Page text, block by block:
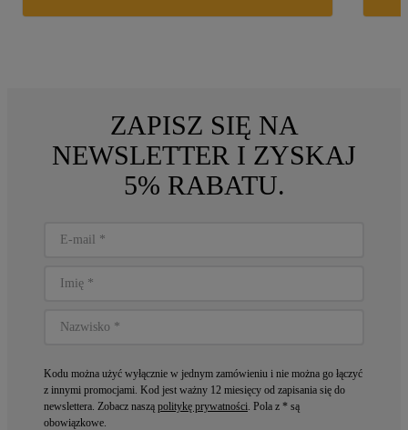
ZAPISZ SIĘ NA
NEWSLETTER I ZYSKAJ
5% RABATU.
Kodu można użyć wyłącznie w jednym zamówieniu i nie można go łączyć
z innymi promocjami. Kod jest ważny 12 miesięcy od zapisania się do
newslettera. Zobacz naszą politykę prywatności. Pola z * są
obowiązkowe.